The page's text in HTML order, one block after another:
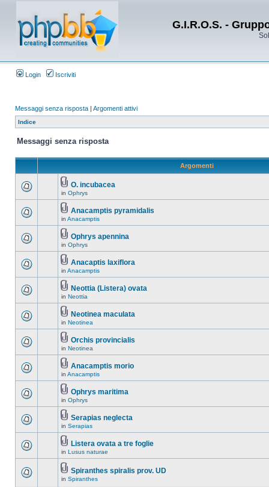
G.I.R.O.S. -
Login Iscriviti
Messaggi senza risposta | Argomenti attivi
Indice
Messaggi senza risposta
Argomenti
O. incubacea
in Ophrys
Anacamptis pyramidalis
in Anacamptis
Ophrys apennina
in Ophrys
Anacaptis laxiflora
in Anacamptis
Neottia (Listera) ovata
in Neottia
Neotinea maculata
in Neotinea
Orchis provincialis
in Neotinea
Anacamptis morio
in Anacamptis
Ophrys maritima
in Ophrys
Serapias neglecta
in Serapias
Listera ovata a tre foglie
in Lusus naturae
Spiranthes spiralis prov. UD
in Spiranthes